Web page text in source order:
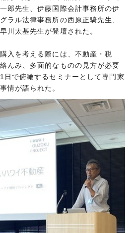
郎先生、伊藤国際会計事務所の伊
ラル法律事務所の西原正騎先生、
川太基先生が登壇された。
入を考える際には、不動産・税
んみ、多面的なものの見方が必要
日で俯瞰するセミナーとして専門家
情が語られた。